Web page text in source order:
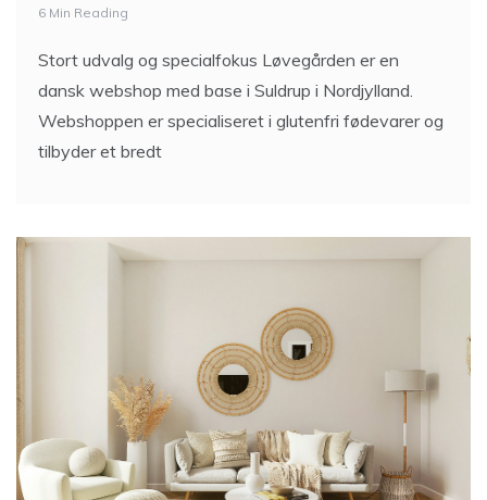
6 Min Reading
Stort udvalg og specialfokus Løvegården er en
dansk webshop med base i Suldrup i Nordjylland.
Webshoppen er specialiseret i glutenfri fødevarer og
tilbyder et bredt